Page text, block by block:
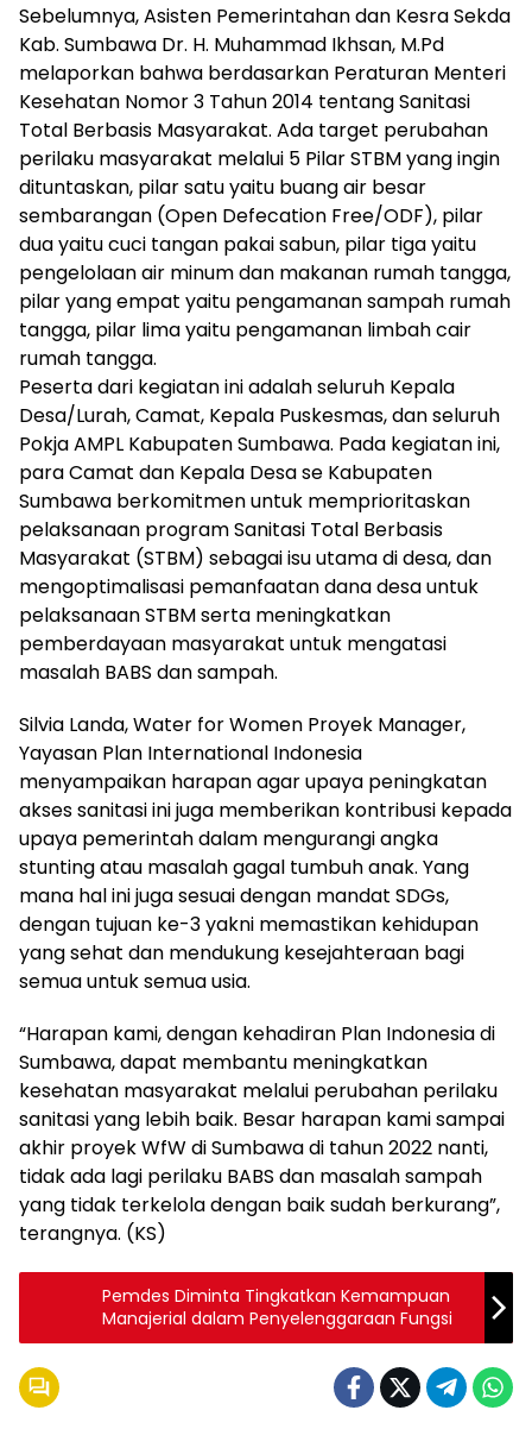
Sebelumnya, Asisten Pemerintahan dan Kesra Sekda
Kab. Sumbawa Dr. H. Muhammad Ikhsan, M.Pd
melaporkan bahwa berdasarkan Peraturan Menteri
Kesehatan Nomor 3 Tahun 2014 tentang Sanitasi
Total Berbasis Masyarakat. Ada target perubahan
perilaku masyarakat melalui 5 Pilar STBM yang ingin
dituntaskan, pilar satu yaitu buang air besar
sembarangan (Open Defecation Free/ODF), pilar
dua yaitu cuci tangan pakai sabun, pilar tiga yaitu
pengelolaan air minum dan makanan rumah tangga,
pilar yang empat yaitu pengamanan sampah rumah
tangga, pilar lima yaitu pengamanan limbah cair
rumah tangga.
Peserta dari kegiatan ini adalah seluruh Kepala
Desa/Lurah, Camat, Kepala Puskesmas, dan seluruh
Pokja AMPL Kabupaten Sumbawa. Pada kegiatan ini,
para Camat dan Kepala Desa se Kabupaten
Sumbawa berkomitmen untuk memprioritaskan
pelaksanaan program Sanitasi Total Berbasis
Masyarakat (STBM) sebagai isu utama di desa, dan
mengoptimalisasi pemanfaatan dana desa untuk
pelaksanaan STBM serta meningkatkan
pemberdayaan masyarakat untuk mengatasi
masalah BABS dan sampah.
Silvia Landa, Water for Women Proyek Manager,
Yayasan Plan International Indonesia
menyampaikan harapan agar upaya peningkatan
akses sanitasi ini juga memberikan kontribusi kepada
upaya pemerintah dalam mengurangi angka
stunting atau masalah gagal tumbuh anak. Yang
mana hal ini juga sesuai dengan mandat SDGs,
dengan tujuan ke-3 yakni memastikan kehidupan
yang sehat dan mendukung kesejahteraan bagi
semua untuk semua usia.
“Harapan kami, dengan kehadiran Plan Indonesia di
Sumbawa, dapat membantu meningkatkan
kesehatan masyarakat melalui perubahan perilaku
sanitasi yang lebih baik. Besar harapan kami sampai
akhir proyek WfW di Sumbawa di tahun 2022 nanti,
tidak ada lagi perilaku BABS dan masalah sampah
yang tidak terkelola dengan baik sudah berkurang”,
terangnya. (KS)
Pemdes Diminta Tingkatkan Kemampuan
Manajerial dalam Penyelenggaraan Fungsi